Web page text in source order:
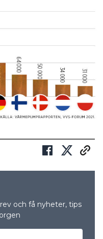
och få nyheter, tips